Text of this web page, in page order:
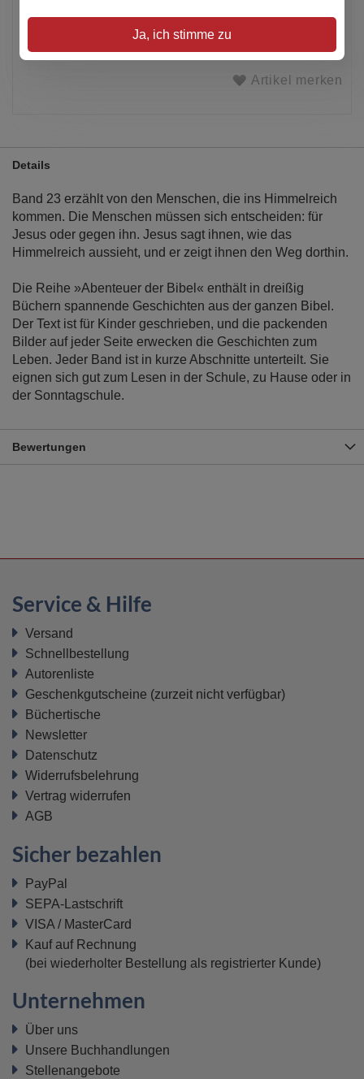
Alle Preise inkl. MwSt.
Verfügbar
Artikel merken
Details
Band 23 erzählt von den Menschen, die ins Himmelreich
kommen. Die Menschen müssen sich entscheiden: für
Jesus oder gegen ihn. Jesus sagt ihnen, wie das
Himmelreich aussieht, und er zeigt ihnen den Weg dorthin.
Die Reihe »Abenteuer der Bibel« enthält in dreißig
Büchern spannende Geschichten aus der ganzen Bibel.
Der Text ist für Kinder geschrieben, und die packenden
Bilder auf jeder Seite erwecken die Geschichten zum
Leben. Jeder Band ist in kurze Abschnitte unterteilt. Sie
eignen sich gut zum Lesen in der Schule, zu Hause oder in
der Sonntagschule.
Bewertungen
Ja, ich stimme zu
Service & Hilfe
Versand
Schnellbestellung
Autorenliste
Geschenkgutscheine (zurzeit nicht verfügbar)
Büchertische
Newsletter
Datenschutz
Widerrufsbelehrung
Vertrag widerrufen
AGB
Sicher bezahlen
PayPal
SEPA-Lastschrift
VISA / MasterCard
Kauf auf Rechnung
(bei wiederholter Bestellung als registrierter Kunde)
Unternehmen
Über uns
Unsere Buchhandlungen
Stellenangebote